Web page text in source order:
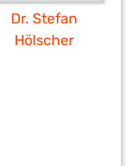
Dr. Stefan
Hölscher